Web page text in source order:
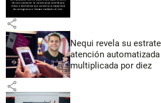
share
Nequi revela su
atención
multiplicada por diez
share